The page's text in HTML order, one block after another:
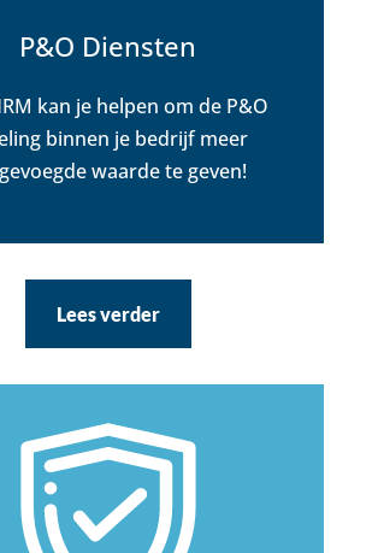
P&O Diensten
kan je helpen om de P&O
binnen je bedrijf meer
waarde te geven!
Lees verder